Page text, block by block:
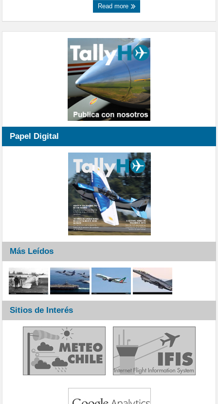
Read more
Papel Digital
Más Leídos
Sitios de Interés